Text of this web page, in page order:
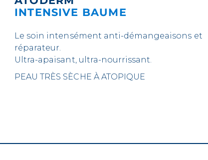
INTENSIVE BAUME
Le soin intensément anti-démangeaisons et
réparateur.
Ultra-apaisant, ultra-nourrissant.
PEAU TRÈS SÈCHE À ATOPIQUE